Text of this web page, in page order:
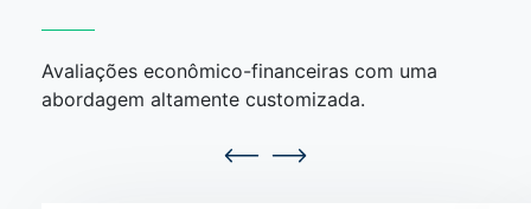
Avaliações econômico-financeiras com uma
abordagem altamente customizada.